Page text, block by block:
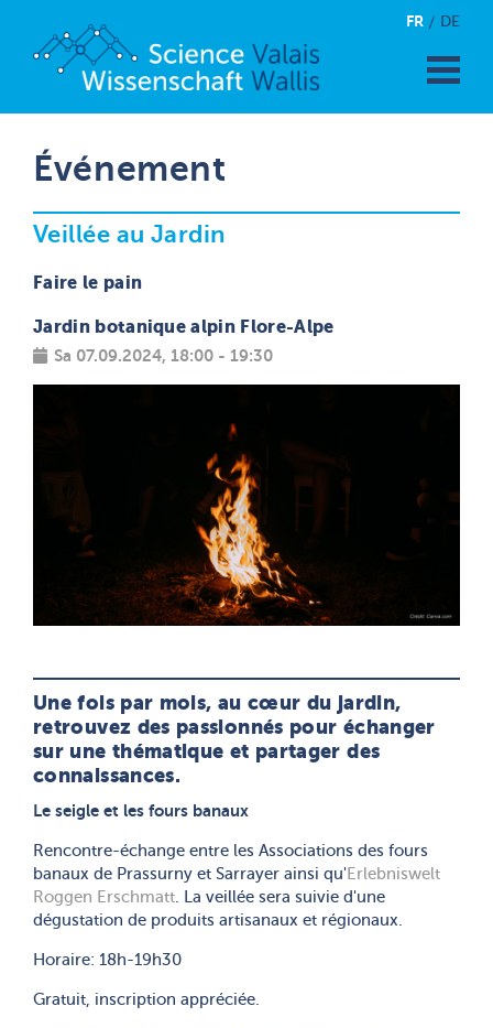
FR DE
Événement
Veillée au Jardin
Faire le pain
Jardin botanique alpin Flore-Alpe
Sa 07.09.2024, 18:00 - 19:30
Une fois par mois, au cœur du jardin,
retrouvez des passionnés pour échanger
sur une thématique et partager des
connaissances.
Le seigle et les fours banaux
Rencontre-échange entre les Associations des fours
banaux de Prassurny et Sarrayer ainsi qu'Erlebniswelt
Roggen Erschmatt . La veillée sera suivie d'une
dégustation de produits artisanaux et régionaux.
Horaire: 18h-19h30
Gratuit, inscription appréciée.